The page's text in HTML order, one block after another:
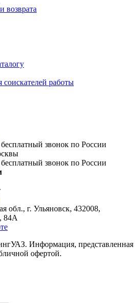
возврата
соискателей работы
звонок по России
звонок по России
обл., г. Ульяновск, 432008,
84А
Информация, представленная
офертой.